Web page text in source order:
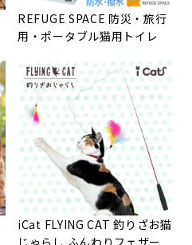
REFUGE SPACE 防災・旅行
用・ポータブル猫用トイレ
iCat FLYING CAT 釣りざお猫